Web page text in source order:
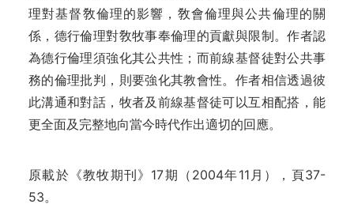
理對基督敎倫理的影響，敎會倫理與公共倫理的關
係，德行倫理對敎牧事奉倫理的貢獻與限制。作者認
為德行倫理須強化其公共性；而前線基督徒對公共事
務的倫理批判，則要強化其教會性。作者相信透過彼
此溝通和對話，牧者及前線基督徒可以互相配搭，能
更全面及完整地向當今時代作出適切的回應。
原載於《教牧期刊》17期（2004年11月），頁37-
53。